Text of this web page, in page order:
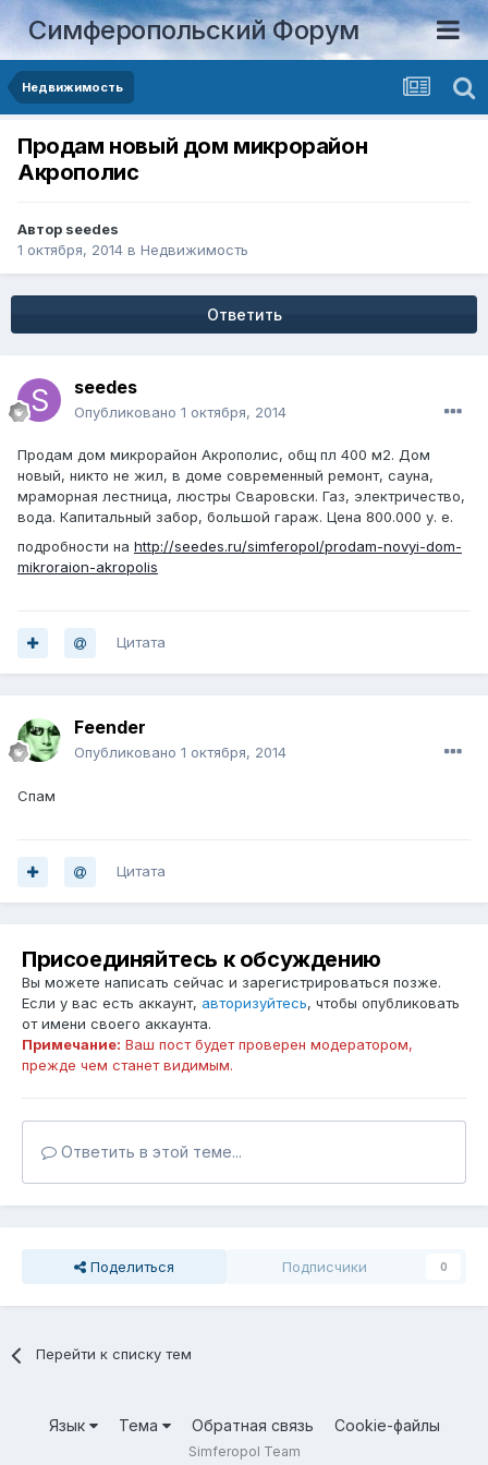
Симферопольский Форум
Недвижимость
Продам новый дом микрорайон
Акрополис
Автор seedes
1 октября, 2014 в Недвижимость
Ответить
seedes
Опубликовано 1 октября, 2014
Продам дом микрорайон Акрополис, общ пл 400 м2. Дом
новый, никто не жил, в доме современный ремонт, сауна,
мраморная лестница, люстры Сваровски. Газ, электричество,
вода. Капитальный забор, большой гараж. Цена 800.000 у. е.
подробности на http://seedes.ru/simferopol/prodam-novyi-dom-
mikroraion-akropolis
Цитата
Feender
Опубликовано 1 октября, 2014
Спам
Цитата
Присоединяйтесь к обсуждению
Вы можете написать сейчас и зарегистрироваться позже.
Если у вас есть аккаунт, авторизуйтесь, чтобы опубликовать
от имени своего аккаунта.
Примечание: Ваш пост будет проверен модератором,
прежде чем станет видимым.
Ответить в этой теме...
Поделиться Подписчики 0
Перейти к списку тем
Язык Тема Обратная связь Cookie-файлы
Simferopol Team